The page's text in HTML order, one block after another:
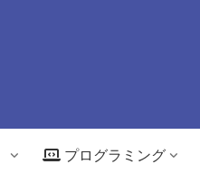
プログラミング